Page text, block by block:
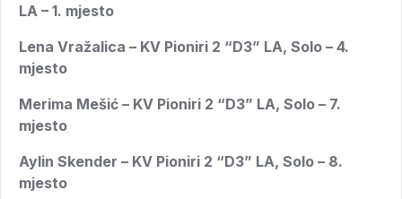
LA – 1. mjesto
Lena Vražalica – KV Pioniri 2 “D3” LA, Solo – 4.
mjesto
Merima Mešić – KV Pioniri 2 “D3” LA, Solo – 7.
mjesto
Aylin Skender – KV Pioniri 2 “D3” LA, Solo – 8.
mjesto